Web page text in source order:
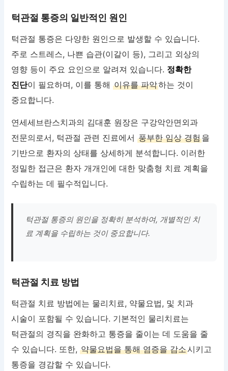
턱관절 통증의 일반적인 원인
턱관절 통증은 다양한 원인으로 발생할 수 있습니다.
주로 스트레스, 나쁜 습관(이갈이 등), 그리고 외상의
영향 등이 주요 요인으로 알려져 있습니다. 정확한
진단이 필요하며, 이를 통해이유를 파악하는 것이
중요합니다.
연세세브란스치과의 김대훈 원장은 구강악안면외과
전문의로서, 턱관절 관련 진료에서풍부한 임상 경험을
기반으로 환자의 상태를 상세하게 분석합니다. 이러한
정밀한 접근은 환자 개개인에 대한 맞춤형 치료 계획을
수립하는 데 필수적입니다.
턱관절 통증의 원인을 정확히 분석하여, 개별적인 치
료 계획을 수립하는 것이 중요합니다.
턱관절 치료 방법
턱관절 치료 방법에는 물리치료, 약물요법, 및 치과
시술이 포함될 수 있습니다. 기본적인 물리치료는
턱관절의 경직을 완화하고 통증을 줄이는 데 도움을 줄
수 있습니다. 또한,약물요법을 통해 염증을 감소시키고
통증을 경감할 수 있습니다.